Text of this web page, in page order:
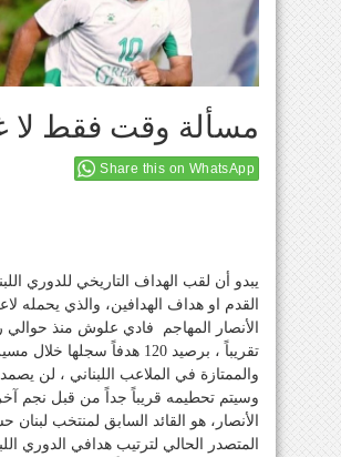
مسألة وقت فقط لا
Share this on WhatsApp
يبدو أن لقب الهداف التاريخي للدوري
القدم او هداف الهدافين، والذي يحمله
الأنصار المهاجم فادي علوش منذ حوالي
تقريباً ، برصيد 120 هدفاً سجلها
والممتازة في الملاعب اللبناني ، لن
وسيتم تحطيمه قريباً جداً من قبل نجم
الأنصار، هو القائد السابق لمنتخب
المتصدر الحالي لترتيب هدافي الدوري